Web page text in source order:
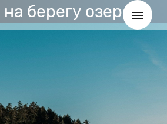
берегу озера